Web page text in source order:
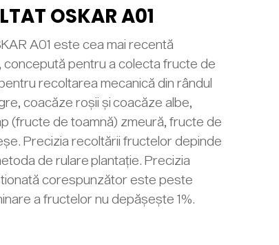
OSKAR A01
A01 este cea mai recentă
concepută pentru a colecta fructe de
recoltarea mecanică din rândul
coacăze roșii și coacăze albe,
(fructe de toamnă) zmeură, fructe de
Precizia recoltării fructelor depinde
de rulare plantaţie. Precizia
corespunzător este peste
a fructelor nu depășește 1%.